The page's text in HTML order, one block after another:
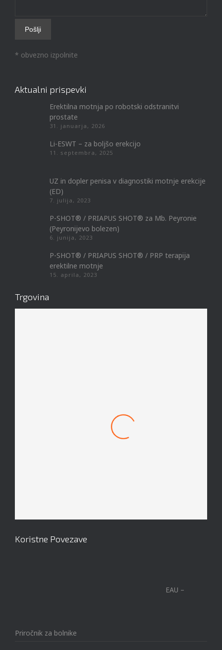
* obvezno izpolnite
Aktualni prispevki
Erektilna motnja po robotski odstranitvi
prostate
31. januarja, 2026
Li-ESWT – za boljšo erekcijo
11. septembra, 2025
UZ in dopler penisa v diagnostiki motnje erekcije
(ED)
7. julija, 2023
P-SHOT® / PRIAPUS SHOT® za Mb. Peyronie
(Peyronijevo bolezen)
6. junija, 2023
P-SHOT® / PRIAPUS SHOT® / PRP terapija
erektilne motnje
15. aprila, 2023
Trgovina
Koristne Povezave
EAU –
Priročnik za bolnike